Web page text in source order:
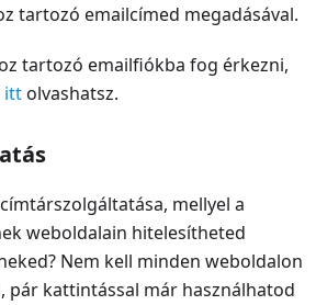
tartozó emailcímed megadásával.
tartozó emailfiókba fog érkezni,
ittolvashatsz.
címtárszolgáltatása, mellyel a
weboldalain hitelesítheted
Nem kell minden weboldalon
pár kattintással már használhatod